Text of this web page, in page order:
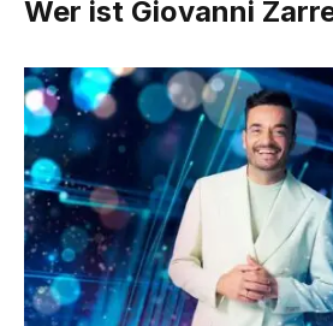
Wer ist Giovanni